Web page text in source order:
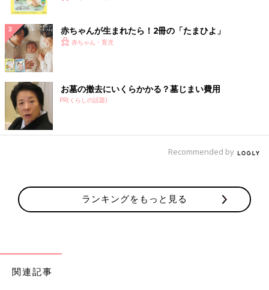
赤ちゃんが生まれたら！2冊の「たまひよ」
赤ちゃん・育児
お墓の撤去にいくらかかる？墓じまい費用
PR(くらしの話題)
Recommended by
ランキングをもっと見る
関連記事